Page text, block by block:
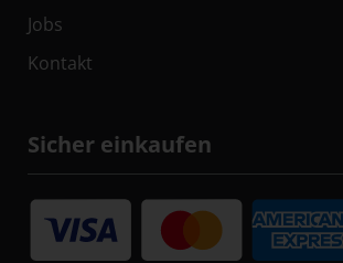
Jobs
Kontakt
Sicher einkaufen